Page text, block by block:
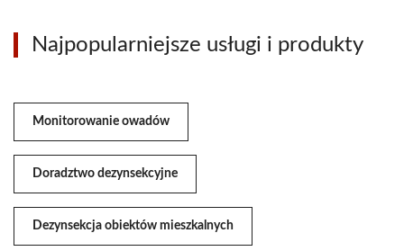
Najpopularniejsze usługi i produkty
Monitorowanie owadów
Doradztwo dezynsekcyjne
Dezynsekcja obiektów mieszkalnych